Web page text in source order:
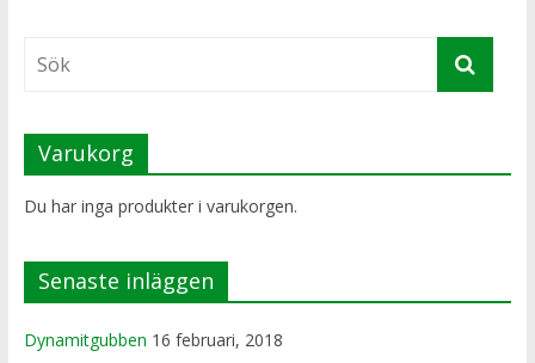
Varukorg
Du har inga produkter i varukorgen.
Senaste inläggen
Dynamitgubben 16 februari, 2018